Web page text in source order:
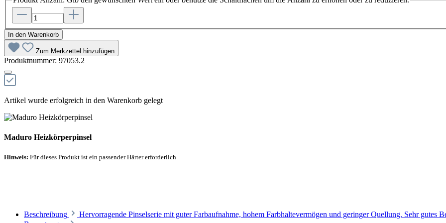
In den Warenkorb
Zum Merkzettel hinzufügen
Produktnummer: 97053.2
Artikel wurde erfolgreich in den Warenkorb gelegt
Maduro Heizkörperpinsel
Hinweis: Für dieses Produkt ist ein passender Härter erforderlich
Beschreibung Hervorragende Pinselserie mit guter Farbaufnahme, hohem Farbhaltevermögen und geringer Quellung. Sehr gutes